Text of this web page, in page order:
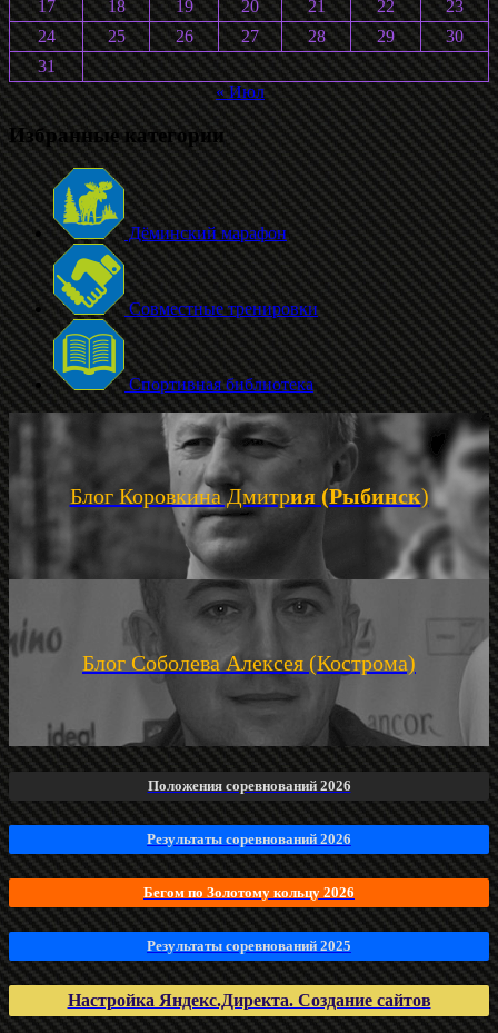
17
18 19 20 21 22
23
24
25 26 27 28 29
30
31
« Июл
Избранные категории
Дёминский марафон
Совместные тренировки
Спортивная библиотека
Блог Коровкина Дмитрия (Рыбинск)
Блог Соболева Алексея (Кострома)
Положения соревнований 2026
Результаты соревнований 2026
Бегом по Золотому кольцу 2026
Результаты соревнований 2025
Настройка Яндекс.Директа. Создание сайтов